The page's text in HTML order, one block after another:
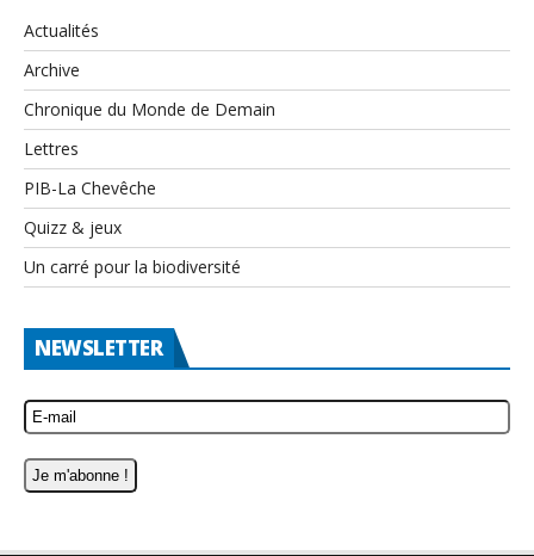
Actualités
Archive
Chronique du Monde de Demain
Lettres
PIB-La Chevêche
Quizz & jeux
Un carré pour la biodiversité
NEWSLETTER